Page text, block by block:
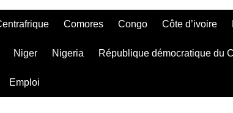
Comores Congo Côte d’ivoire
Niger Nigeria République démocratique du
Emploi